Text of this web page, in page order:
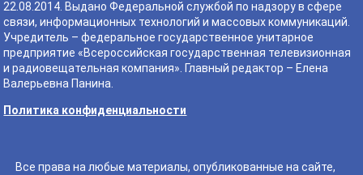
22.08.2014. Выдано Федеральной службой по надзору в сфере
связи, информационных технологий и массовых коммуникаций.
Учредитель – федеральное государственное унитарное
предприятие «Всероссийская государственная телевизионная
и радиовещательная компания». Главный редактор – Елена
Валерьевна Панина.
Политика конфиденциальности
Все права на любые материалы, опубликованные на сайте,